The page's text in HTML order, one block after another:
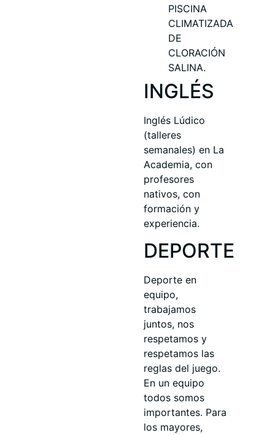
PISCINA
CLIMATIZADA
DE
CLORACIÓN
SALINA.
INGLÉS
Inglés Lúdico
(talleres
semanales) en La
Academia, con
profesores
nativos, con
formación y
experiencia.
DEPORTE
Deporte en
equipo,
trabajamos
juntos, nos
respetamos y
respetamos las
reglas del juego.
En un equipo
todos somos
importantes. Para
los mayores,